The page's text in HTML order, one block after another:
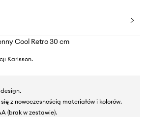
Cool Retro 30 cm
Karlsson.
z nowoczesnością materiałów i kolorów.
(brak w zestawie).